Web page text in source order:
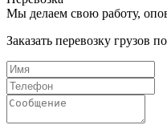
Мы делаем свою работу,
Заказать перевозку грузов